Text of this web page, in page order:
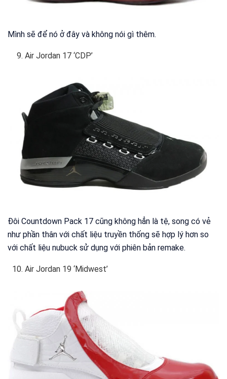
Mình sẽ để nó ở đây và không nói gì thêm.
Air Jordan 17 ‘CDP’
Đôi Countdown Pack 17 cũng không hẳn là tệ, song có vẻ
như phần thân với chất liệu truyền thống sẽ hợp lý hơn so
với chất liệu nubuck sử dụng với phiên bản remake.
Air Jordan 19 ‘Midwest’